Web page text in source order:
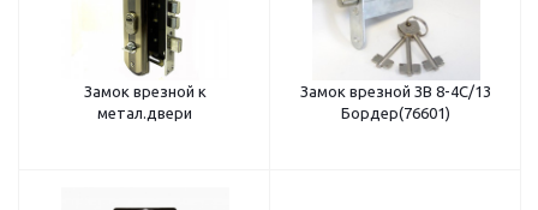
Замок врезной к
метал.двери
Замок врезной ЗВ 8-4С/13
Бордер(76601)